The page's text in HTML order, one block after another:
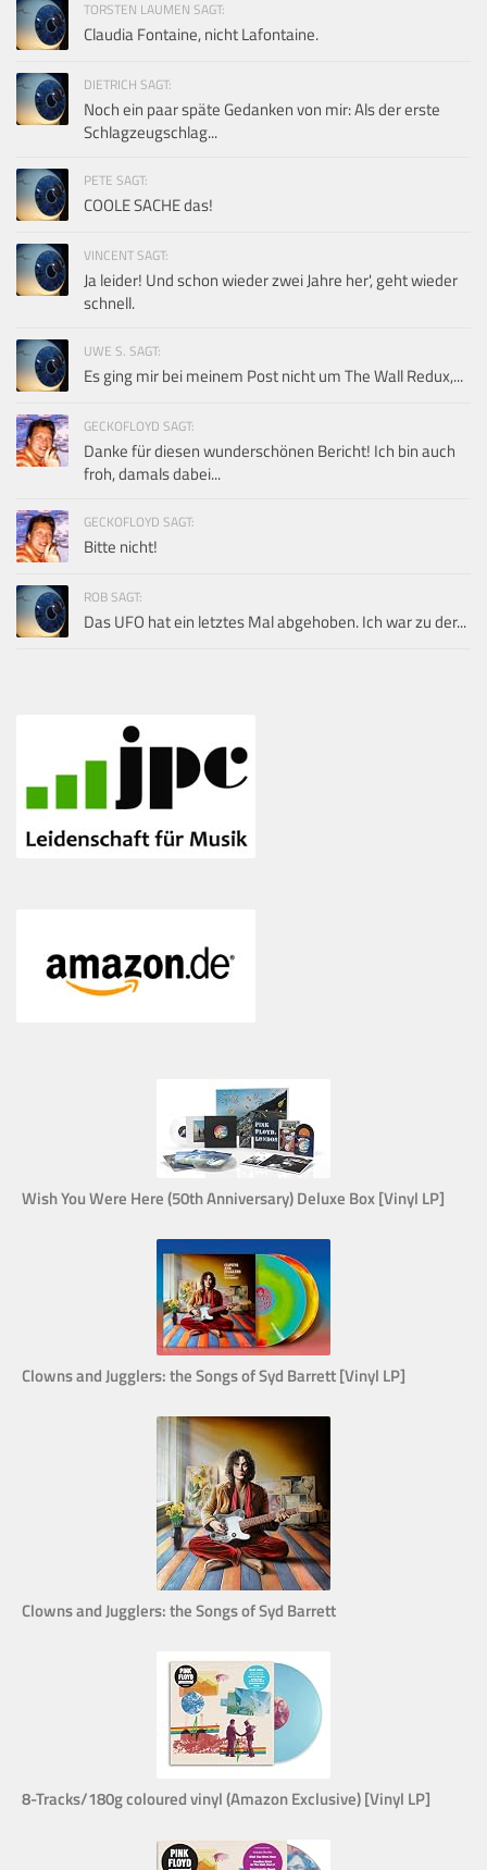
TORSTEN LAUMEN SAGT:
Claudia Fontaine, nicht Lafontaine.
DIETRICH SAGT:
Noch ein paar späte Gedanken von mir: Als der erste
Schlagzeugschlag...
PETE SAGT:
COOLE SACHE das!
VINCENT SAGT:
Ja leider! Und schon wieder zwei Jahre her', geht wieder
schnell.
UWE S. SAGT:
Es ging mir bei meinem Post nicht um The Wall Redux,...
GECKOFLOYD SAGT:
Danke für diesen wunderschönen Bericht! Ich bin auch
froh, damals dabei...
GECKOFLOYD SAGT:
Bitte nicht!
ROB SAGT:
Das UFO hat ein letztes Mal abgehoben. Ich war zu der...
Wish You Were Here (50th Anniversary) Deluxe Box [Vinyl LP]
Clowns and Jugglers: the Songs of Syd Barrett [Vinyl LP]
Clowns and Jugglers: the Songs of Syd Barrett
8-Tracks/180g coloured vinyl (Amazon Exclusive) [Vinyl LP]